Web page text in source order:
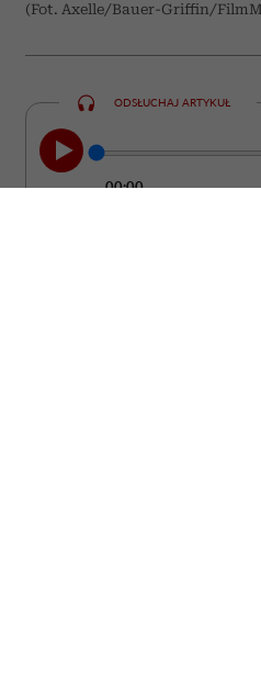
(Fot. Axelle/Bauer-Griffin/
ODSŁUCHAJ ARTYKUŁ
00:00